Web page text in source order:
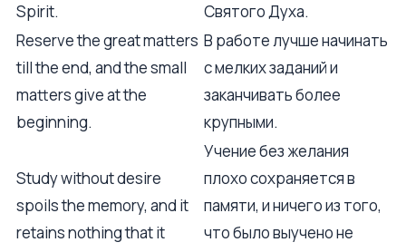
Spirit.
Святого Духа.
Reserve the great matters
till the end, and the small
matters give at the
beginning.
В работе лучше начинать
с мелких заданий и
заканчивать более
крупными.
Study without desire
spoils the memory, and it
retains nothing that it
Учение без желания
плохо сохраняется в
памяти, и ничего из того,
что было выучено не